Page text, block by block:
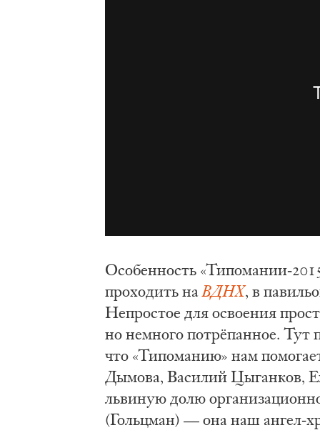
Особенность «Типомании-
проходить наВДНХ, в
Непростое для освоения
но немного потрёпанное. Тут
что «Типоманию» нам
Дымова, Василий Цыганков,
львиную долю
(Гольцман) — она наш ангел-